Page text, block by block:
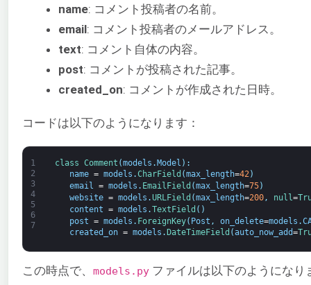
name: コメント投稿者の名前。
email: コメント投稿者のメールアドレス。
text: コメント自体の内容。
post: コメントが投稿された記事。
created_on: コメントが作成された日時。
コードは以下のようになります：
1
2
3
4
5
6
7
class Comment (models .Model ) :
name = models .CharField (max_length=42)
email = models . EmailField (max_length=75)
website = models .URLField (max_length=200, null=
content = models .TextField ( )
post = models . ForeignKey( Post , on_delete=models .
created_on = models . DateTimeField (auto_now_add=
この時点で、 models.py ファイルは以下のようになり